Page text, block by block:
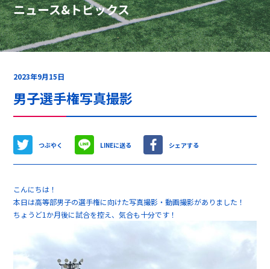
ニュース&トピックス
2023年9月15日
男子選手権写真撮影
つぶやく LINEに送る シェアする
こんにちは！
本日は高等部男子の選手権に向けた写真撮影・動画撮影がありました！
ちょうど1か月後に試合を控え、気合も十分です！